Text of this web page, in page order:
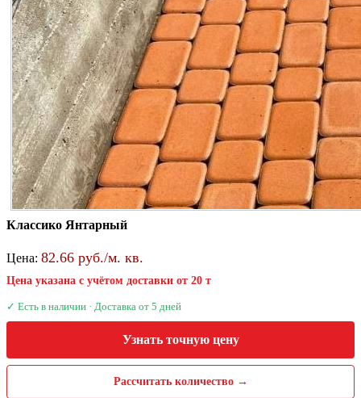
Классико Янтарный
Цена: 82.66 руб./м. кв.
Цена указана с учётом доставки от 20 т
✓ Есть в наличии · Доставка от 5 дней
Узнать точную цену
Рассчитать количество →